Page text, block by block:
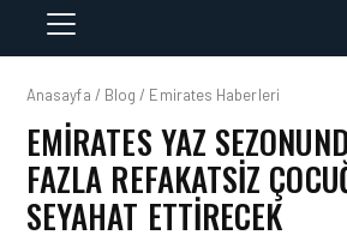
Anasayfa / Blog / Emirates Haberleri
EMIRATES YAZ
FAZLA REFAKATSIZ
SEYAHAT ETTIRECEK